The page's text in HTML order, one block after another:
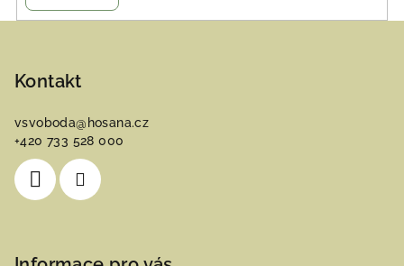
Kontakt
vsvoboda@ hosana.cz
+420 733 528 000